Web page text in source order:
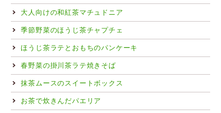
大人向けの和紅茶マチュドニア
季節野菜のほうじ茶チャプチェ
ほうじ茶ラテとおもちのパンケーキ
春野菜の掛川茶ラテ焼きそば
抹茶ムースのスイートボックス
お茶で炊きんだパエリア